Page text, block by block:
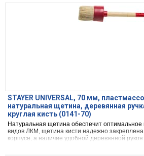
STAYER UNIVERSAL, 70 мм,
натуральная щетина, деревянная
круглая кисть (0141-70)
Натуральная щетина обеспечит
видов ЛКМ, щетина кисти надежно
корпусе, а наличие удобной деревянной